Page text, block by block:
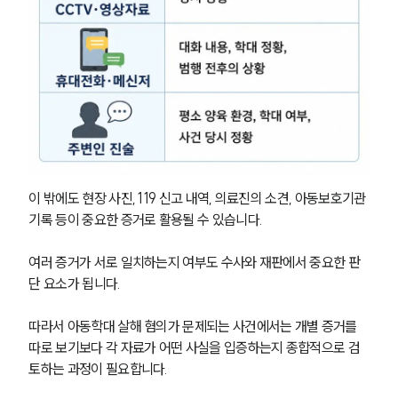
이 밖에도 현장 사진, 119 신고 내역, 의료진의 소견, 아동보호기관
기록 등이 중요한 증거로 활용될 수 있습니다.
여러 증거가 서로 일치하는지 여부도 수사와 재판에서 중요한 판
단 요소가 됩니다.
따라서 아동학대 살해 혐의가 문제되는 사건에서는 개별 증거를
따로 보기보다 각 자료가 어떤 사실을 입증하는지 종합적으로 검
토하는 과정이 필요합니다.